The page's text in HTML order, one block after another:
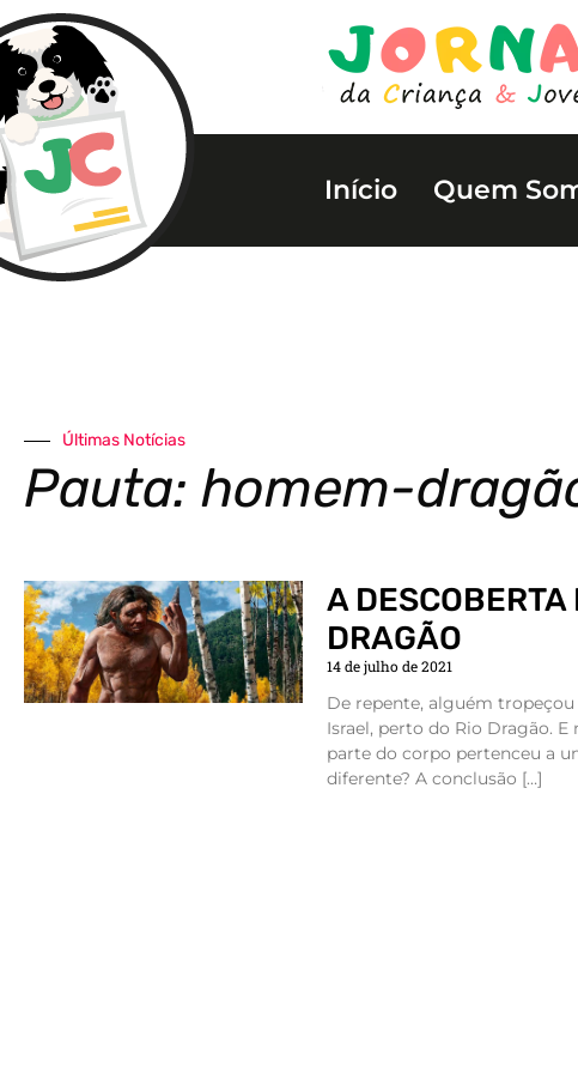
Início Quem
Últimas Notícias
Pauta: homem-
A
DRAGÃO
14 de julho de 2021
De repente, alguém
Israel, perto do Rio Dragão.
parte do corpo pertenceu a
diferente? A conclusão […]